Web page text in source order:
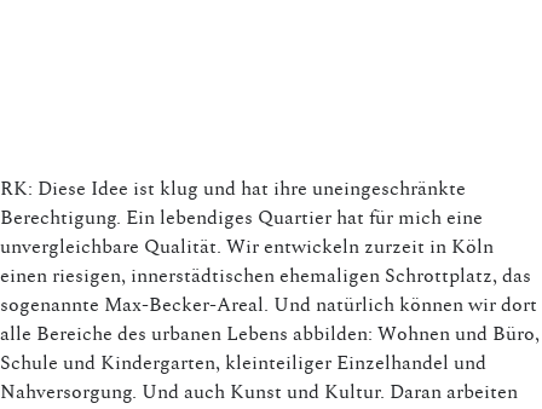
RK: Diese Idee ist klug und hat ihre uneingeschränkte
Berechtigung. Ein lebendiges Quartier hat für mich eine
unvergleichbare Qualität. Wir entwickeln zurzeit in Köln
einen riesigen, innerstädtischen ehemaligen Schrottplatz, das
sogenannte Max-Becker-Areal. Und natürlich können wir dort
alle Bereiche des urbanen Lebens abbilden: Wohnen und Büro,
Schule und Kindergarten, kleinteiliger Einzelhandel und
Nahversorgung. Und auch Kunst und Kultur. Daran arbeiten